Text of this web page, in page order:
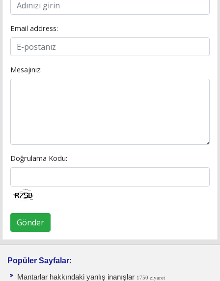
Email address:
Mesajınız:
Doğrulama Kodu:
Gönder
Popüler Sayfalar:
Mantarlar hakkındaki yanlış inanışlar 1750 ziyaret